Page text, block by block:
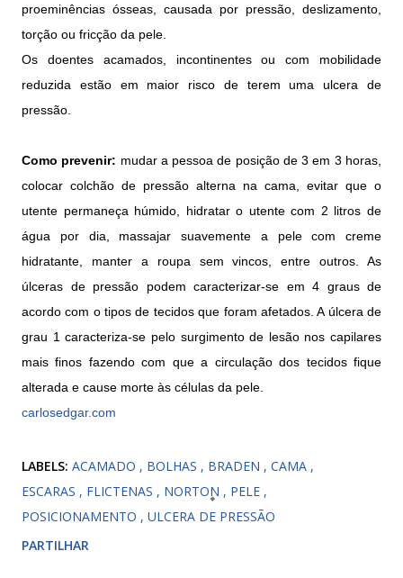
proeminências ósseas, causada por pressão, deslizamento,
torção ou fricção da pele.
Os doentes acamados, incontinentes ou com mobilidade
reduzida estão em maior risco de terem uma ulcera de
pressão.
Como prevenir: mudar a pessoa de posição de 3 em 3 horas,
colocar colchão de pressão alterna na cama, evitar que o
utente permaneça húmido, hidratar o utente com 2 litros de
água por dia, massajar suavemente a pele com creme
hidratante, manter a roupa sem vincos, entre outros. As
úlceras de pressão podem caracterizar-se em 4 graus de
acordo com o tipos de tecidos que foram afetados. A úlcera de
grau 1 caracteriza-se pelo surgimento de lesão nos capilares
mais finos fazendo com que a circulação dos tecidos fique
alterada e cause morte às células da pele.
carlosedgar.com
LABELS: ACAMADO BOLHAS BRADEN
CAMA
ESCARAS
FLICTENAS NORTON
PELE
POSICIONAMENTO
ULCERA DE PRESSÃO
PARTILHAR